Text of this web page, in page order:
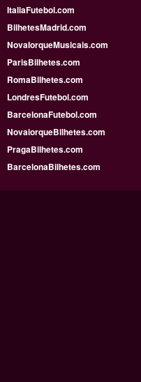
ItaliaFutebol.com
BilhetesMadrid.com
NovaIorqueMusicais.com
ParisBilhetes.com
RomaBilhetes.com
LondresFutebol.com
BarcelonaFutebol.com
NovaiorqueBilhetes.com
PragaBilhetes.com
BarcelonaBilhetes.com